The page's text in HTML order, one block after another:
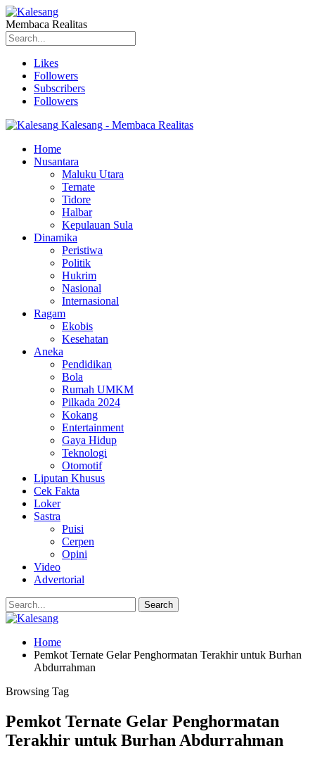
Membaca Realitas
Likes
Followers
Subscribers
Followers
Kalesang - Membaca Realitas
Home
Nusantara
Maluku Utara
Ternate
Tidore
Halbar
Kepulauan Sula
Dinamika
Peristiwa
Politik
Hukrim
Nasional
Internasional
Ragam
Ekobis
Kesehatan
Aneka
Pendidikan
Bola
Rumah UMKM
Pilkada 2024
Kokang
Entertainment
Gaya Hidup
Teknologi
Otomotif
Liputan Khusus
Cek Fakta
Loker
Sastra
Puisi
Cerpen
Opini
Video
Advertorial
Home
Pemkot Ternate Gelar Penghormatan Terakhir untuk Burhan
Abdurrahman
Browsing Tag
Pemkot Ternate Gelar Penghormatan
Terakhir untuk Burhan Abdurrahman